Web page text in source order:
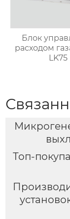
Блок
расходом
LK75
Топ-